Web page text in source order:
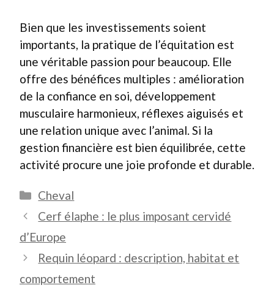
Bien que les investissements soient
importants, la pratique de l’équitation est
une véritable passion pour beaucoup. Elle
offre des bénéfices multiples : amélioration
de la confiance en soi, développement
musculaire harmonieux, réflexes aiguisés et
une relation unique avec l’animal. Si la
gestion financière est bien équilibrée, cette
activité procure une joie profonde et durable.
Catégories
Cheval
Cerf élaphe : le plus imposant cervidé
d’Europe
Requin léopard : description, habitat et
comportement